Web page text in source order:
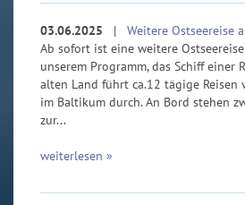
03.06.2025 | Weitere Ostseereise
Ab sofort ist eine weitere
unserem Programm, das Schiff einer
alten Land führt ca.12 tägige Reisen
im Baltikum durch. An Bord stehen
zur...
weiterlesen »